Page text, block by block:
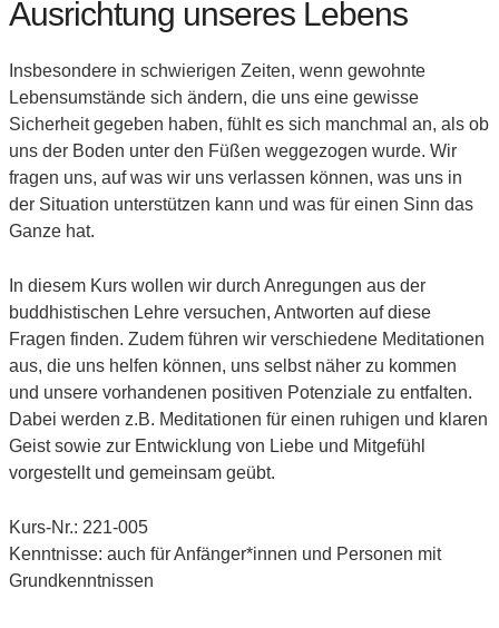
Ausrichtung unseres Lebens
Insbesondere in schwierigen Zeiten, wenn gewohnte
Lebensumstände sich ändern, die uns eine gewisse
Sicherheit gegeben haben, fühlt es sich manch­mal an, als ob
uns der Boden unter den Füßen weggezogen wurde. Wir
fragen uns, auf was wir uns verlassen können, was uns in
der Situation unterstützen kann und was für einen Sinn das
Ganze hat.
In diesem Kurs wollen wir durch Anregungen aus der
buddhistischen Lehre versuchen, Antworten auf diese
Fragen finden. Zudem führen wir verschiedene Meditationen
aus, die uns helfen können, uns selbst näher zu kommen
und unsere vorhandenen positiven Potenziale zu entfalten.
Dabei werden z.B. Meditationen für einen ruhigen und klaren
Geist sowie zur Entwicklung von Liebe und Mitgefühl
vorgestellt und gemeinsam geübt.
Kurs-Nr.: 221-005
Kenntnisse: auch für Anfänger*innen und Personen mit
Grundkenntnissen